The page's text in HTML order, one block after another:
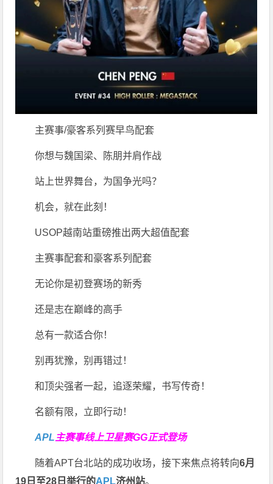
主赛事/豪客系列赛早鸟配套
你想与魏国梁、陈朋并肩作战
站上世界舞台，为国争光吗？
机会，就在此刻！
USOP越南站重磅推出两大超值配套
主赛事配套和豪客系列配套
无论你是初登赛场的新秀
还是志在巅峰的高手
总有一款适合你！
别再犹豫，别再错过！
和顶尖强者一起，追逐荣耀，书写传奇！
名额有限，立即行动！
APL 主赛事线上卫星赛GG正式登场
随着APT台北站的成功收场，接下来焦点将转向6月
19 日至28 日举行的APL济州站。